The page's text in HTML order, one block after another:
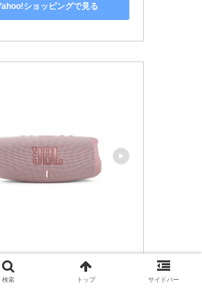
ショッピングで見る
5 Bluetoothスピー
検索 トップ サイドバー